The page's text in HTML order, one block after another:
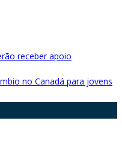
receber apoio
no Canadá para jovens